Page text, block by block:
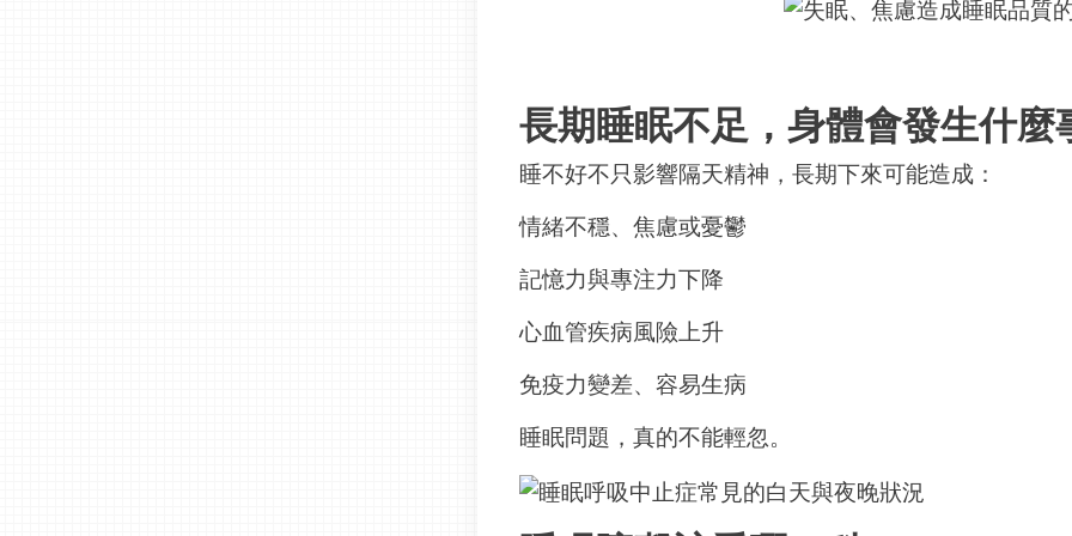
長期睡眠不足，身體會發生什麼
睡不好不只影響隔天精神，長期下來可能造成：
情緒不穩、焦慮或憂鬱
記憶力與專注力下降
心血管疾病風險上升
免疫力變差、容易生病
睡眠問題，真的不能輕忽。